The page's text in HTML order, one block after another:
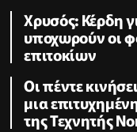
Χρυσός: Κέρδη
υποχωρούν οι
επιτοκίων
Οι πέντε
μια
της Τεχνητής